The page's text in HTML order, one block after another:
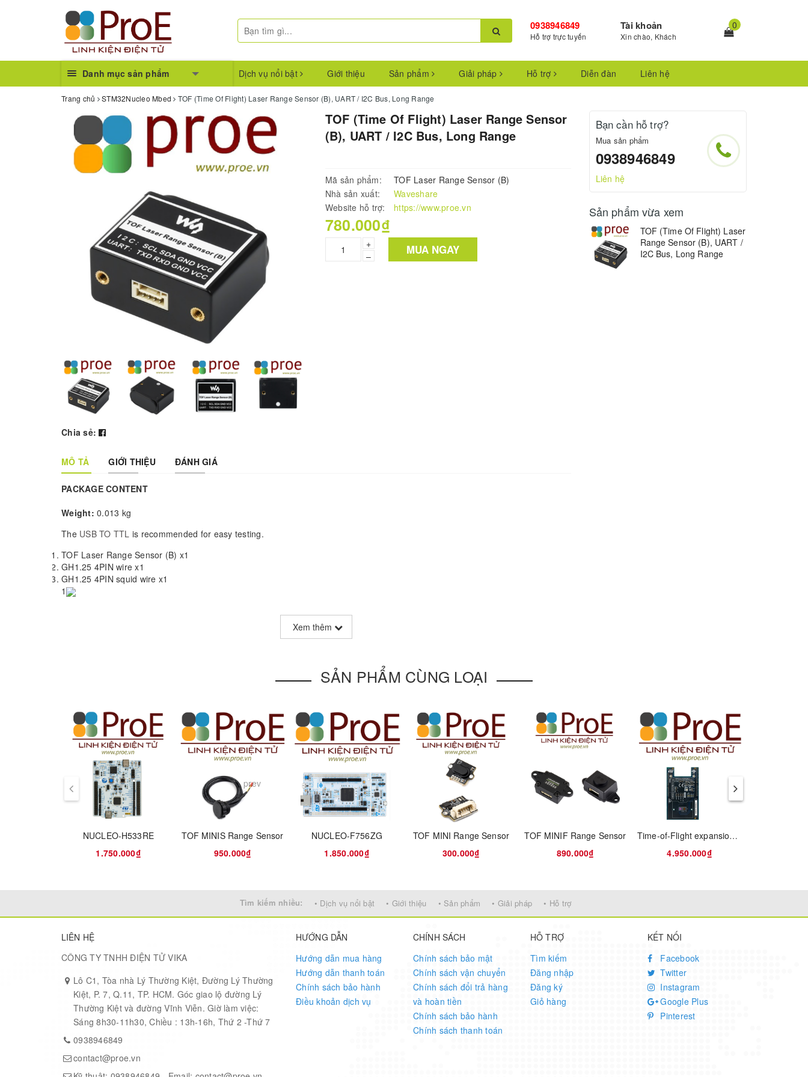
0938946849
Hỗ trợ trực tuyến
Tài khoản
Xin chào, Khách
0
Danh mục sản phẩm Dịch vụ nổi bật Giới thiệu Sản phẩm Giải pháp Hỗ trợ Diễn đàn Liên hệ
Trang chủ STM32Nucleo Mbed TOF (Time Of Flight) Laser Range Sensor (B), UART / I2C Bus, Long Range
Chia sẻ:
TOF (Time Of Flight) Laser Range Sensor
(B), UART / I2C Bus, Long Range
Mã sản phẩm:
TOF Laser Range Sensor (B)
Nhà sản xuất:
Waveshare
Website hỗ trợ:
https://www.proe.vn
780.000₫
+
–
MUA NGAY
MÔ TẢ GIỚI THIỆU ĐÁNH GIÁ
PACKAGE CONTENT
Weight: 0.013 kg
The USB TO TTL is recommended for easy testing.
TOF Laser Range Sensor (B) x1
GH1.25 4PIN wire x1
GH1.25 4PIN squid wire x1
1
Product Overview
TOF Laser Range Sensor (B)
is a TOF-based (time of flight) laser ranging sensor with embedded MCU and ranging
algorithm, which is capable of offering up to 15m measuring range, ±2% accuracy, and 1mm resolution. It supports UART or I2C
communication bus, features longer measuring distance and higher light interference resistance capability due to its ultra narrow
FOV, suitable for either indoor or outdoor condition.
This sensor can be widely used in applications like common distance measuring, robot obstacle avoidance / route planning, as
well as drone altitude setting / ceiling detection, and more...
0.10 ~ 15.0m
TYPICAL MEASURING ACCURACY 0.10 ~ 2m ±2cm; 2 ~ 15m ±2%
WAVELENGTH 750 ~ 830nm, compliant with IEC 60825-1:2014 version 3 Class2 standard
FIELD OF VIEW (FOV)
Xem thêm
Bạn cần hỗ trợ?
Mua sản phẩm
0938946849
Liên hệ
Sản phẩm vừa xem
TOF (Time Of Flight) Laser
Range Sensor (B), UART /
I2C Bus, Long Range
SẢN PHẨM CÙNG LOẠI
NUCLEO-H533RE
1.750.000₫
TOF MINIS Range Sensor
950.000₫
NUCLEO-F756ZG
1.850.000₫
TOF MINI Range Sensor
300.000₫
TOF MINIF Range Sensor
890.000₫
Time-of-Flight expansion board based on the VL53L9CX for STM32 Nucleo
4.950.000₫
prev
Tìm kiếm nhiều: • Dịch vụ nổi bật • Giới thiệu • Sản phẩm • Giải pháp • Hỗ trợ
LIÊN HỆ
CÔNG TY TNHH ĐIỆN TỬ VIKA
Lô C1, Tòa nhà Lý Thường Kiệt, Đường Lý Thường
Kiệt, P. 7, Q.11, TP. HCM. Góc giao lộ đường Lý
Thường Kiệt và đường Vĩnh Viễn. Giờ làm việc:
Sáng 8h30-11h30, Chiều : 13h-16h, Thứ 2 -Thứ 7
0938946849
contact@proe.vn
HƯỚNG DẪN
Hướng dẫn mua hàng
Hướng dẫn thanh toán
Chính sách bảo hành
Điều khoản dịch vụ
CHÍNH SÁCH
Chính sách bảo mật
Chính sách vận chuyển
Chính sách đổi trả hàng
và hoàn tiền
Chính sách bảo hành
Chính sách thanh toán
HỖ TRỢ
Tìm kiếm
Đăng nhập
Đăng ký
Giỏ hàng
KẾT NỐI
Facebook
Twitter
Instagram
Google Plus
Pinterest